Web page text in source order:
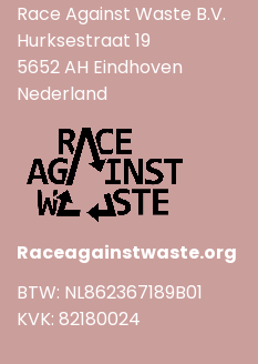
Race Against Waste B.V.
Hurksestraat 19
5652 AH Eindhoven
Nederland
Raceagainstwaste.org
BTW: NL862367189B01
KVK: 82180024